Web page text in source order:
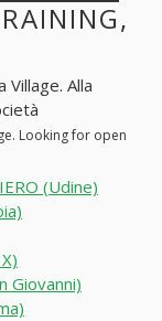
Alla
Looking for open
(Udine)
Giovanni)